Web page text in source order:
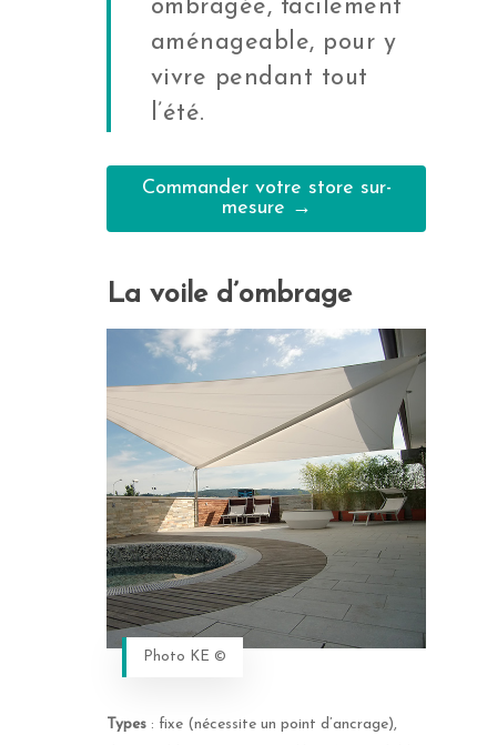
ombragée, facilement
aménageable, pour y
vivre pendant tout
l’été.
Commander votre store sur-
mesure →
La voile d’ombrage
Photo KE ©
Types : fixe (nécessite un point d’ancrage),